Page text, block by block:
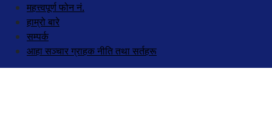
महत्त्वपूर्ण फोन नं.
हाम्रो बारे
सम्पर्क
आहा सञ्चार ग्राहक नीति तथा सर्तहरू